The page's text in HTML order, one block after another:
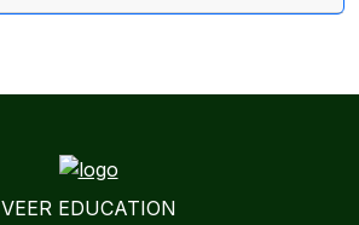
VEER EDUCATION